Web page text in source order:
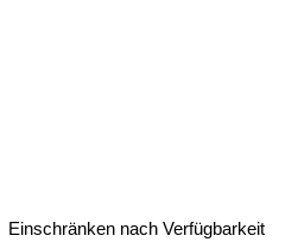
Einschränken nach Verfügbarkeit